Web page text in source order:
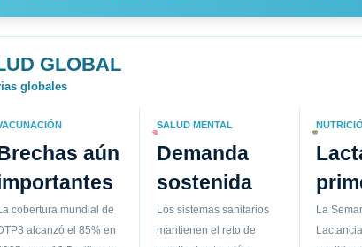
GLOBAL
globales
aún
cobertura mundial de
alcanzó el 85% en
SALUD MENTAL
Demanda
sostenida
Los sistemas sanitarios
mantienen el reto de
La